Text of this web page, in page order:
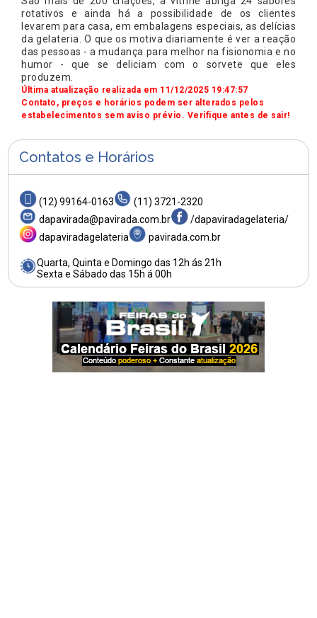
rotativos e ainda há a possibilidade de os clientes
levarem para casa, em embalagens especiais, as delícias
da gelateria. O que os motiva diariamente é ver a reação
das pessoas - a mudança para melhor na fisionomia e no
humor - que se deliciam com o sorvete que eles
produzem.
Última atualização realizada em 11/12/2025 19:47:57
Contato, preços e horários podem ser alterados pelos
estabelecimentos sem aviso prévio. Verifique antes de sair!
Contatos e Horários
(12) 99164-0163
(11) 3721-2320
dapavirada@pavirada.com.br
/dapaviradagelateria/
dapaviradagelateria
pavirada.com.br
Quarta, Quinta e Domingo das 12h ás 21h
Sexta e Sábado das 15h á 00h